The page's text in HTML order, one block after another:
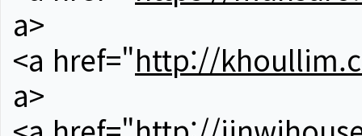
a>
<a href="http://
a>